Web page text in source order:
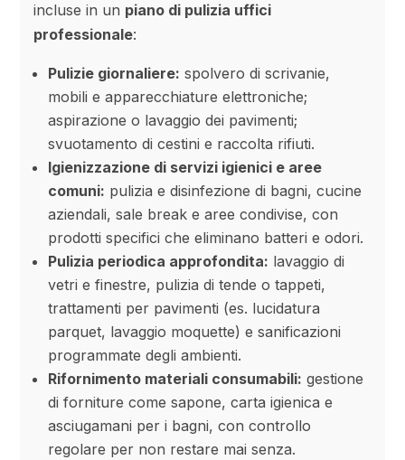
incluse in un piano di pulizia uffici
professionale:
Pulizie giornaliere: spolvero di scrivanie,
mobili e apparecchiature elettroniche;
aspirazione o lavaggio dei pavimenti;
svuotamento di cestini e raccolta rifiuti.
Igienizzazione di servizi igienici e aree
comuni: pulizia e disinfezione di bagni, cucine
aziendali, sale break e aree condivise, con
prodotti specifici che eliminano batteri e odori.
Pulizia periodica approfondita: lavaggio di
vetri e finestre, pulizia di tende o tappeti,
trattamenti per pavimenti (es. lucidatura
parquet, lavaggio moquette) e sanificazioni
programmate degli ambienti.
Rifornimento materiali consumabili: gestione
di forniture come sapone, carta igienica e
asciugamani per i bagni, con controllo
regolare per non restare mai senza.